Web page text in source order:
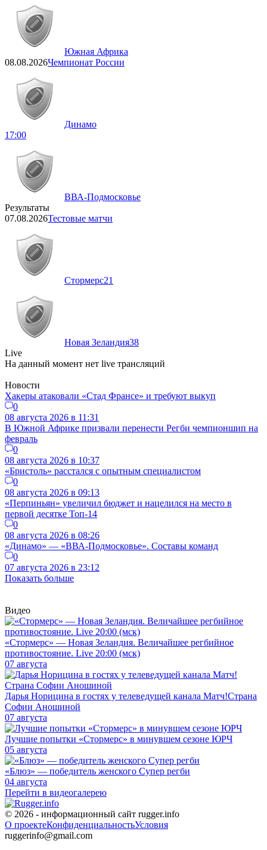
Южная Африка
08.08.2026Чемпионат России
Динамо
17:00
ВВА-Подмосковье
Результаты
07.08.2026Тестовые матчи
Стормерс21
Новая Зеландия38
Live
На данный момент нет live трансляций
Новости
Хакеры атаковали «Стад Франсе» и требуют выкуп
0
08 августа 2026 в 11:31
В Южной Африке призвали перенести Регби чемпионшип на
февраль
0
08 августа 2026 в 10:37
«Бристоль» расстался с опытным специалистом
0
08 августа 2026 в 09:13
«Перпиньян» увеличил бюджет и нацелился на место в
первой десятке Топ-14
0
08 августа 2026 в 08:26
«Динамо» — «ВВА-Подмосковье». Составы команд
0
07 августа 2026 в 23:12
Показать больше
Видео
«Стормерс» — Новая Зеландия. Величайшее регбийное
противостояние. Live 20:00 (мск)
07 августа
Дарья Норицина в гостях у телеведущей канала Матч!Страна
Софии Аношиной
07 августа
Лучшие попытки «Стормерс» в минувшем сезоне ЮРЧ
05 августа
«Блюз» — победитель женского Супер регби
04 августа
Перейти в видеогалерею
© 2026 - информационный сайт rugger.info
О проектеКонфиденциальностьУсловия
ruggerinfo@gmail.com